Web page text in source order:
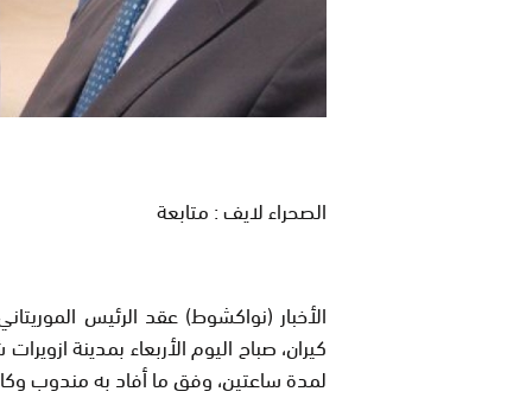
الصحراء لايف : متابعة
الأخبار (نواكشوط) عقد الرئيس
كيران، صباح اليوم الأربعاء بمدينة
لمدة ساعتين، وفق ما أفاد به مندوب